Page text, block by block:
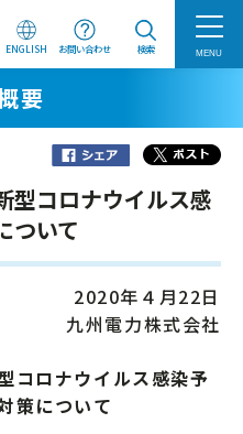
ENGLISH お問い合わせ 検索 MENU
要
型コロナウイルス感
ついて
2020年４月22日
九州電力株式会社
コロナウイルス感染予
策について